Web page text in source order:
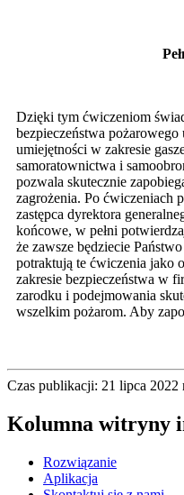
Dzięki tym ćwiczeniom
bezpieczeństwa pożarowego
umiejętności w zakresie
samoratownictwa i
pozwala skutecznie
zagrożenia. Po ćwiczeniach
zastępca dyrektora
końcowe, w pełni
że zawsze będziecie
potraktują te ćwiczenia jako
zakresie bezpieczeństwa w
zarodku i podejmowania
wszelkim pożarom. Aby
Czas publikacji: 21 lipca 2022
Kolumna witryny
Rozwiązanie
Aplikacja